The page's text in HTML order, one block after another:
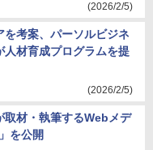
(2026/2/5)
を考案、パーソルビジネ
人材育成プログラムを提
(2026/2/5)
取材・執筆するWebメデ
を公開